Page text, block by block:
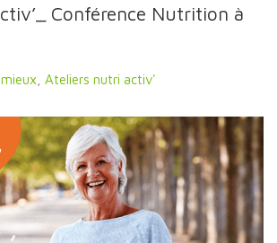
Conférence Nutrition à
Ateliers nutri activ'